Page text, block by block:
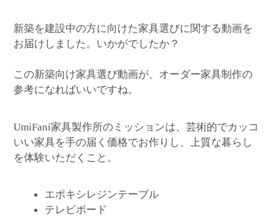
新築を建設中の方に向けた家具選びに関する動画を
お届けしました。いかがでしたか？
この新築向け家具選び動画が、オーダー家具制作の
参考になればいいですね。
UmiFani家具製作所のミッションは、芸術的でカッコ
いい家具を手の届く価格でお作りし、上質な暮らし
を体験いただくこと。
エポキシレジンテーブル
テレビボード